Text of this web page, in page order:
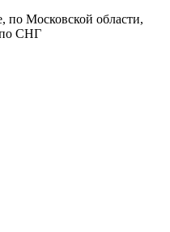
по Московской области,
СНГ